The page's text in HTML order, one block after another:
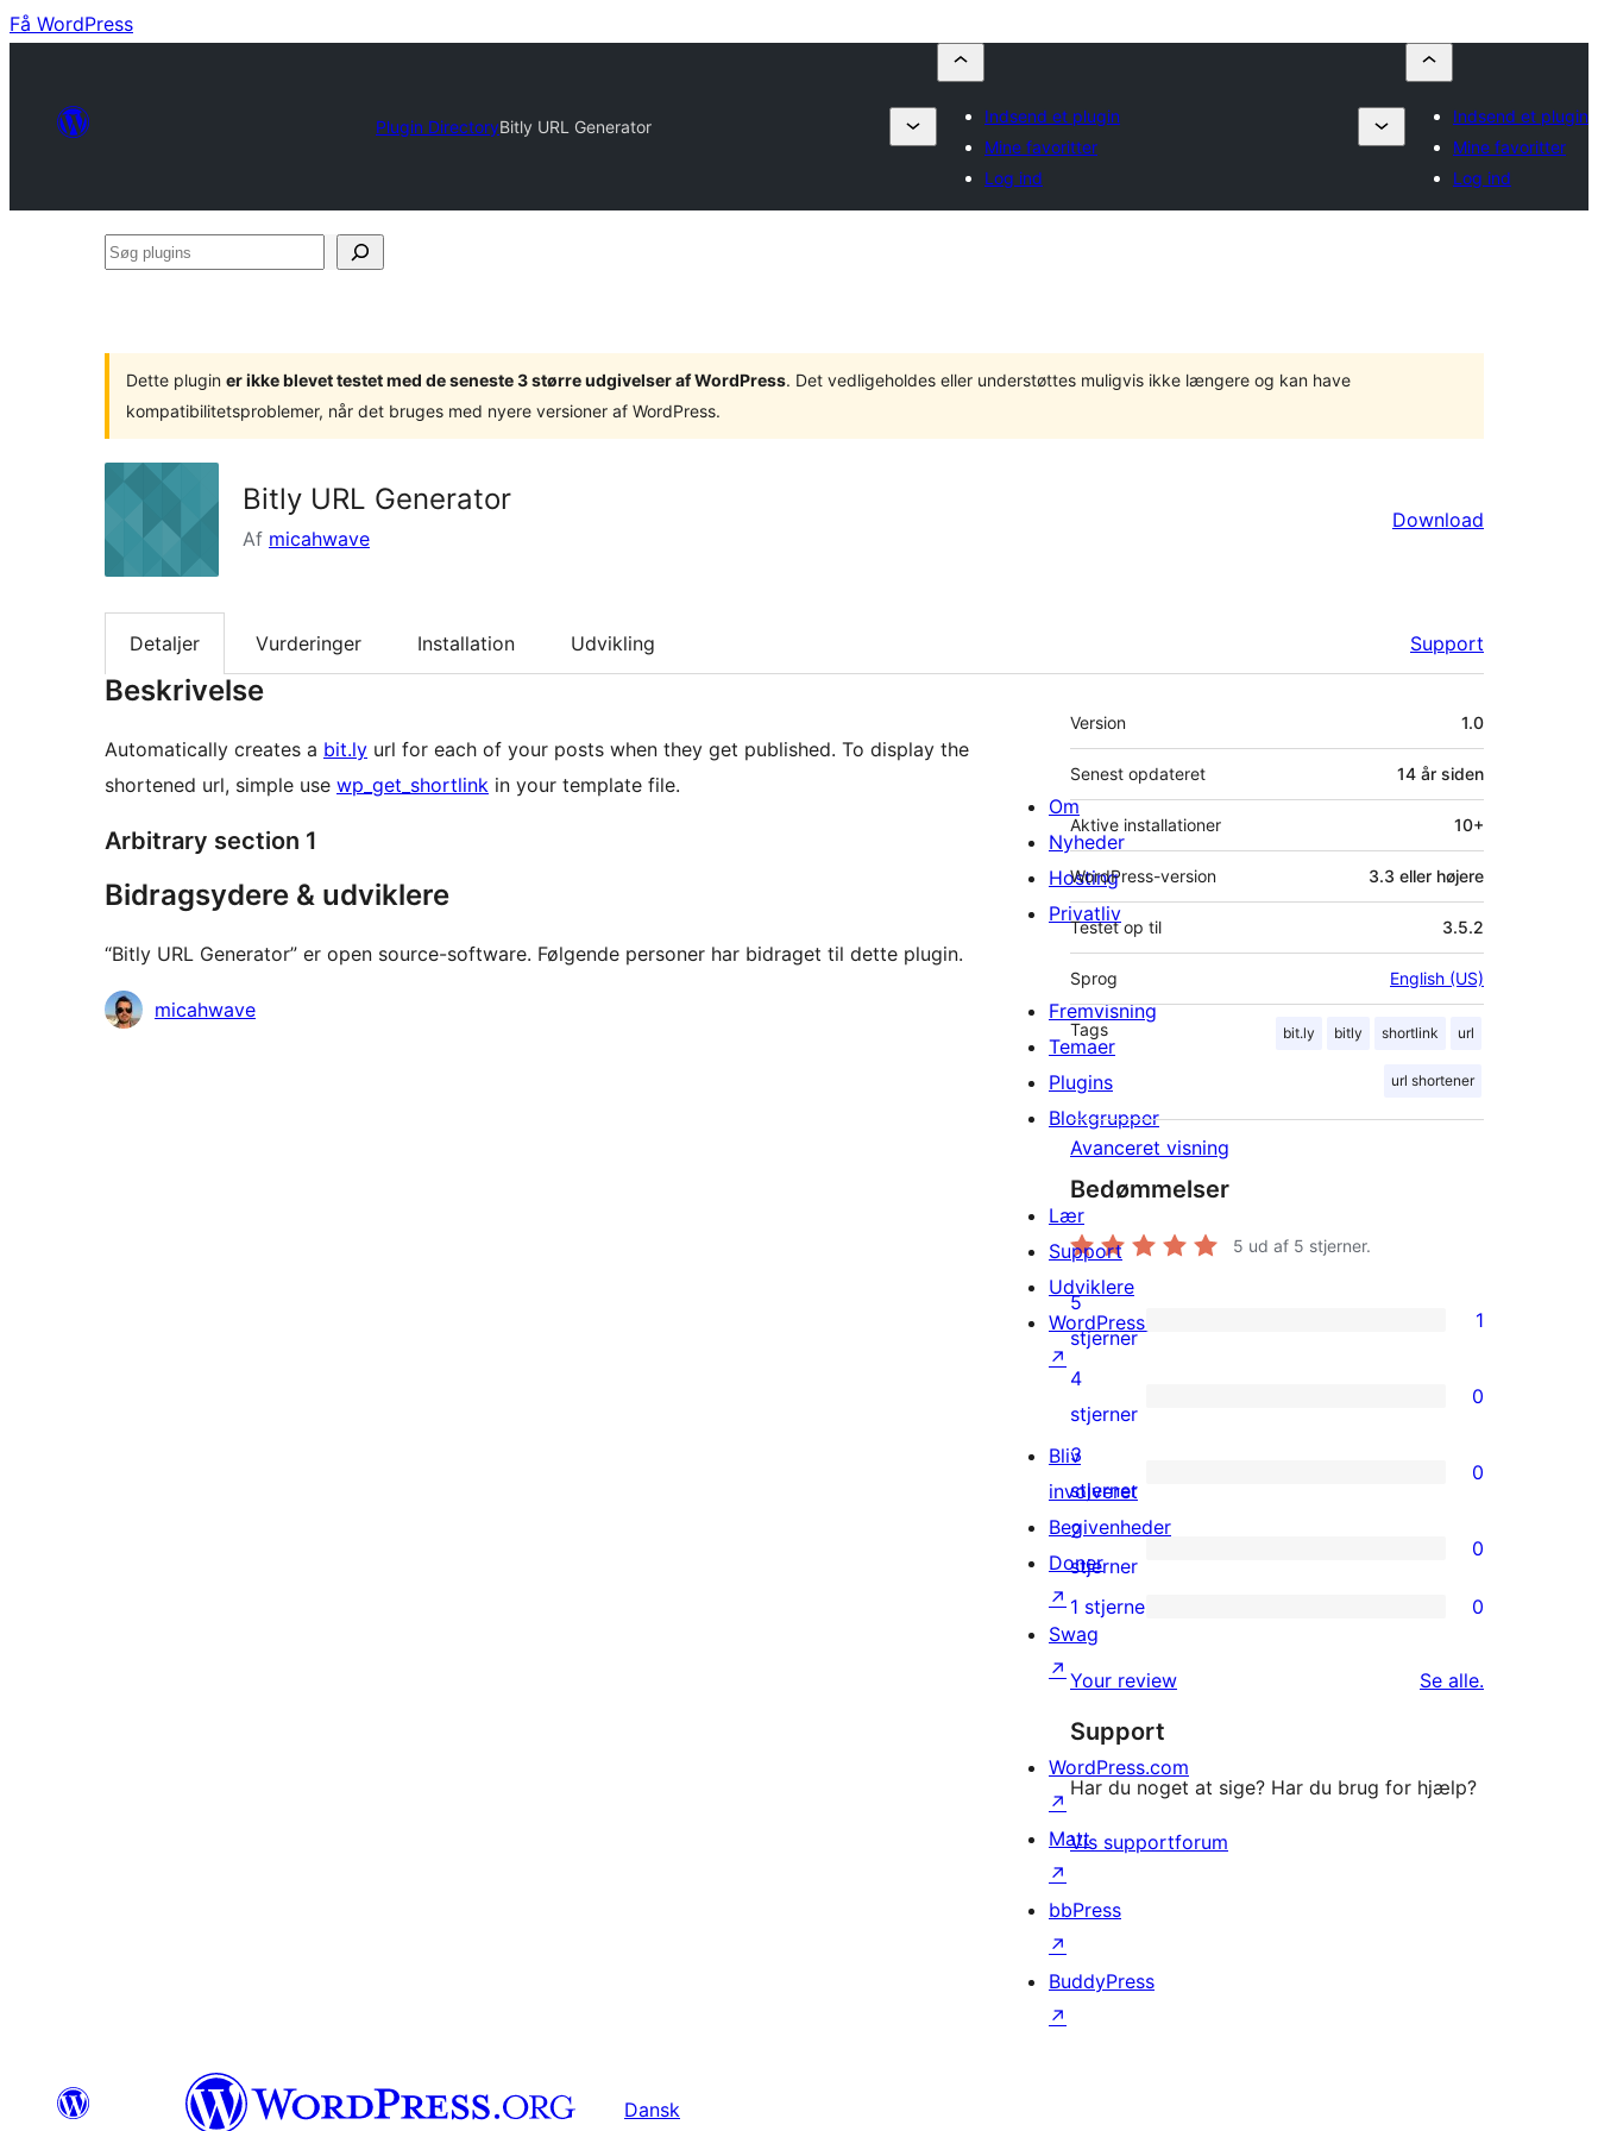
Få WordPress
Plugin DirectoryBitly URL Generator
Indsend et plugin
Mine favoritter
Log ind
Indsend et plugin
Mine favoritter
Log ind
Søg
Dette plugin er ikke blevet testet med de seneste 3 større udgivelser af WordPress. Det vedligeholdes eller understøttes muligvis ikke længere og kan have
kompatibilitetsproblemer, når det bruges med nyere versioner af WordPress.
Bitly URL Generator
Af micahwave
Download
Detaljer Vurderinger Installation Udvikling Support
Beskrivelse
Automatically creates a bit.ly url for each of your posts when they get published. To display the
shortened url, simple use wp_get_shortlink in your template file.
Arbitrary section 1
Bidragsydere & udviklere
“Bitly URL Generator” er open source-software. Følgende personer har bidraget til dette plugin.
Bidragsydere
micahwave
Meta
Version 1.0
Senest opdateret 14 år siden
Aktive installationer 10+
WordPress-version 3.3 eller højere
Testet op til 3.5.2
Sprog English (US)
Tags bit.ly bitly shortlink url
url shortener
Avanceret visning
Bedømmelser
5 ud af 5 stjerner.
1
5-
stjernet
anmeldelse
5
stjerner
1
0
4-
stjernet
anmeldelser
4
stjerner
0
0
3-
stjernet
anmeldelser
3
stjerner
0
0
2-
stjernet
anmeldelser
2
stjerner
0
stjernet
anmeldelser
1 stjerne 0
Your review Se alleanmeldelser
.
Support
Har du noget at sige? Har du brug for hjælp?
Vis supportforum
Om
Nyheder
Hosting
Privatliv
Fremvisning
Temaer
Plugins
Blokgrupper
Lær
Support
Udviklere
WordPress.tv
↗
Bliv
involveret
Begivenheder
Doner
↗
Swag
↗
WordPress.com
↗
Matt
↗
bbPress
↗
BuddyPress
↗
Dansk